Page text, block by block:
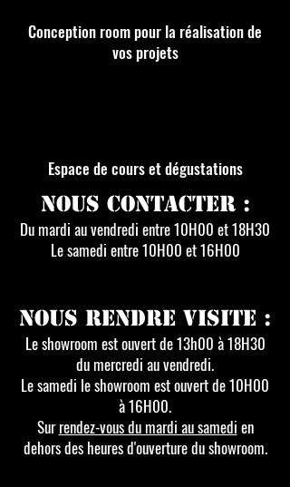
Conception room pour la réalisation de
vos projets
Espace de cours et dégustations
Nous contacter :
Du mardi au vendredi entre 10H00 et 18H30
Le samedi entre 10H00 et 16H00
Nous rendre visite :
Le showroom est ouvert de 13h00 à 18H30
du mercredi au vendredi.
Le samedi le showroom est ouvert de 10H00
à 16H00.
Surrendez-vous du mardi au samedi en
dehors des heures d'ouverture du showroom.